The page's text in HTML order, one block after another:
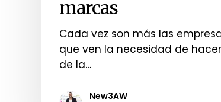
marcas
Cada vez son más las
que ven la necesidad de
de la…
New3AW